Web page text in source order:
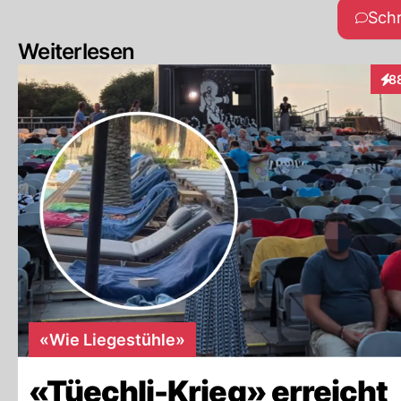
Weiterlesen
«Wie Liegestühle»
«Tüechli-Krieg» erreicht